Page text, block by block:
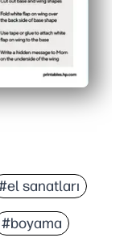
sanatları
#boyama